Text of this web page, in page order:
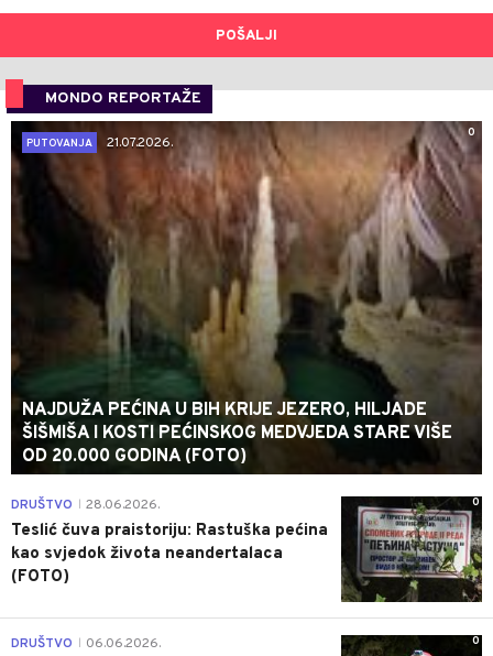
POŠALJI
MONDO REPORTAŽE
0
PUTOVANJA
21.07.2026.
NAJDUŽA PEĆINA U BIH KRIJE JEZERO, HILJADE
ŠIŠMIŠA I KOSTI PEĆINSKOG MEDVJEDA STARE VIŠE
OD 20.000 GODINA (FOTO)
0
DRUŠTVO 28.06.2026.
Teslić čuva praistoriju: Rastuška pećina
kao svjedok života neandertalaca
(FOTO)
0
DRUŠTVO 06.06.2026.